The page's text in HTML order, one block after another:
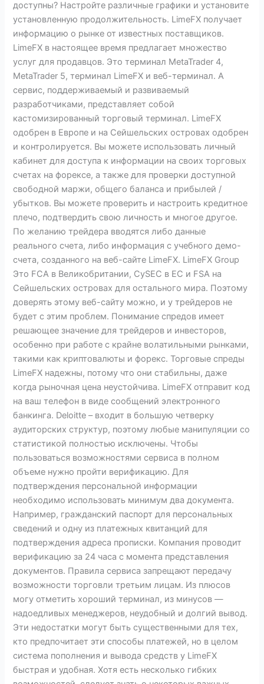
доступны? Настройте различные графики и установите
установленную продолжительность. LimeFX получает
информацию о рынке от известных поставщиков.
LimeFX в настоящее время предлагает множество
услуг для продавцов. Это терминал MetaTrader 4,
MetaTrader 5, терминал LimeFX и веб-терминал. А
сервис, поддерживаемый и развиваемый
разработчиками, представляет собой
кастомизированный торговый терминал. LimeFX
одобрен в Европе и на Сейшельских островах одобрен
и контролируется. Вы можете использовать личный
кабинет для доступа к информации на своих торговых
счетах на форексе, а также для проверки доступной
свободной маржи, общего баланса и прибылей /
убытков. Вы можете проверить и настроить кредитное
плечо, подтвердить свою личность и многое другое.
По желанию трейдера вводятся либо данные
реального счета, либо информация с учебного демо-
счета, созданного на веб-сайте LimeFX. LimeFX Group
Это FCA в Великобритании, CySEC в ЕС и FSA на
Сейшельских островах для остального мира. Поэтому
доверять этому веб-сайту можно, и у трейдеров не
будет с этим проблем. Понимание спредов имеет
решающее значение для трейдеров и инвесторов,
особенно при работе с крайне волатильными рынками,
такими как криптовалюты и форекс. Торговые спреды
LimeFX надежны, потому что они стабильны, даже
когда рыночная цена неустойчива. LimeFX отправит код
на ваш телефон в виде сообщений электронного
банкинга. Deloitte – входит в большую четверку
аудиторских структур, поэтому любые манипуляции со
статистикой полностью исключены. Чтобы
пользоваться возможностями сервиса в полном
объеме нужно пройти верификацию. Для
подтверждения персональной информации
необходимо использовать минимум два документа.
Например, гражданский паспорт для персональных
сведений и одну из платежных квитанций для
подтверждения адреса прописки. Компания проводит
верификацию за 24 часа с момента представления
документов. Правила сервиса запрещают передачу
возможности торговли третьим лицам. Из плюсов
могу отметить хороший терминал, из минусов —
надоедливых менеджеров, неудобный и долгий вывод.
Эти недостатки могут быть существенными для тех,
кто предпочитает эти способы платежей, но в целом
система пополнения и вывода средств у LimeFX
быстрая и удобная. Хотя есть несколько гибких